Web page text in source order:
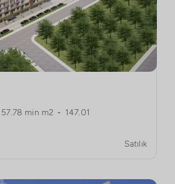
57.78 min m2 - 147.01
Satılık